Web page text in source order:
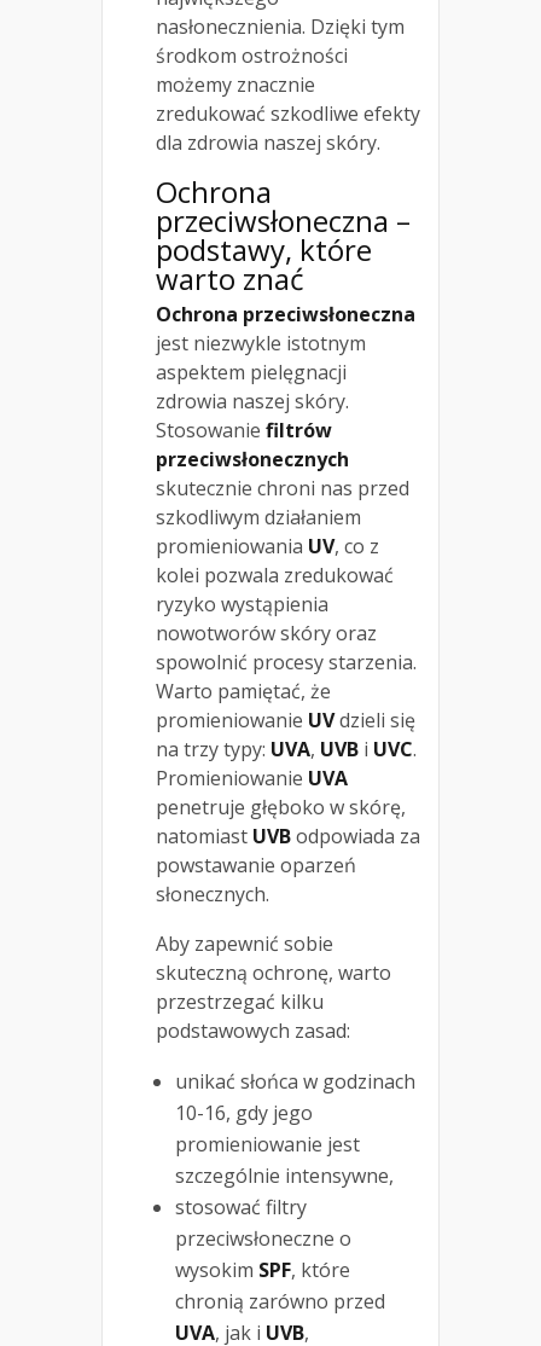
nasłonecznienia. Dzięki tym
środkom ostrożności
możemy znacznie
zredukować szkodliwe efekty
dla zdrowia naszej skóry.
Ochrona
przeciwsłoneczna –
podstawy, które
warto znać
Ochrona przeciwsłoneczna
jest niezwykle istotnym
aspektem pielęgnacji
zdrowia naszej skóry.
Stosowanie filtrów
przeciwsłonecznych
skutecznie chroni nas przed
szkodliwym działaniem
promieniowania UV, co z
kolei pozwala zredukować
ryzyko wystąpienia
nowotworów skóry oraz
spowolnić procesy starzenia.
Warto pamiętać, że
promieniowanie UVdzieli się
na trzy typy: UVA, UVB i UVC.
Promieniowanie UVA
penetruje głęboko w skórę,
natomiast UVBodpowiada za
powstawanie oparzeń
słonecznych.
Aby zapewnić sobie
skuteczną ochronę, warto
przestrzegać kilku
podstawowych zasad:
unikać słońca w godzinach
10-16, gdy jego
promieniowanie jest
szczególnie intensywne,
stosować filtry
przeciwsłoneczne o
wysokim SPF, które
chronią zarówno przed
UVA, jak i UVB,